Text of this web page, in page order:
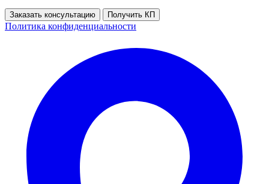
Заказать консультацию Получить КП
Политика конфиденциальности